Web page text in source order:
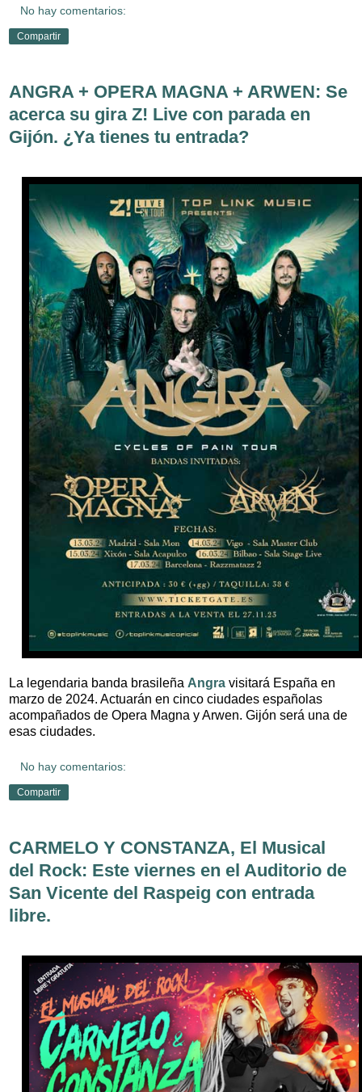
No hay comentarios:
Compartir
ANGRA + OPERA MAGNA + ARWEN: Se
acerca su gira Z! Live con parada en
Gijón. ¿Ya tienes tu entrada?
La legendaria banda brasileña Angra visitará España en
marzo de 2024. Actuarán en cinco ciudades españolas
acompañados de Opera Magna y Arwen. Gijón será una de
esas ciudades.
No hay comentarios:
Compartir
CARMELO Y CONSTANZA, El Musical
del Rock: Este viernes en el Auditorio de
San Vicente del Raspeig con entrada
libre.